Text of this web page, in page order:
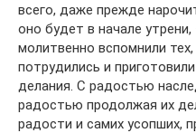
всего, даже прежде
оно будет в начале
молитвенно вспомнили
потрудились и
делания. С радостью
радостью продолжая их
радости и самих усопших,